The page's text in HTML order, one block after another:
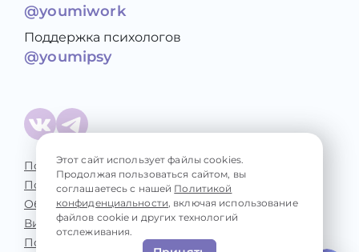
@youmiwork
Поддержка психологов
@youmipsy
Политика конфиденциальности
Пользовательское соглашение
Обработка персональных данных
Виды консультаций
Психологические проблемы
Этот сайт использует файлы cookies.
Продолжая пользоваться сайтом, вы
соглашаетесь с нашей Политикой
конфиденциальности, включая использование
файлов cookie и других технологий
отслеживания.